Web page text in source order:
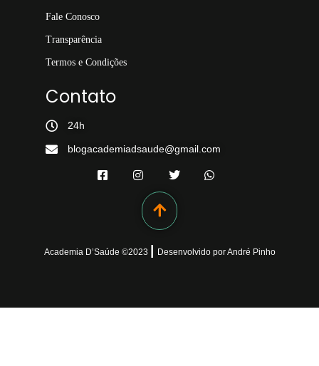
Fale Conosco
Transparência
Termos e Condições
Contato
24h
blogacademiadsaude@gmail.com
Academia D’Saúde ©2023 | DesenvolvidoporAndré Pinho